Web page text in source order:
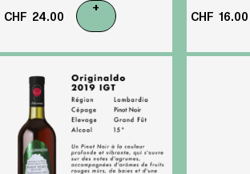
CHF 24.00
+
CHF 16.00